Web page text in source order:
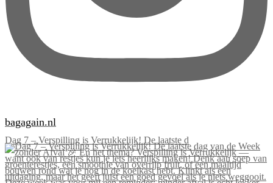
bagagain.nl
Dag 7 – Verspilling is Verrukkelijk! De laatste d